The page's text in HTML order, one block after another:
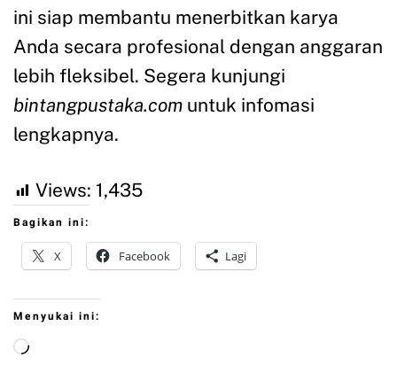
ini siap membantu menerbitkan karya
Anda secara profesional dengan anggaran
lebih fleksibel. Segera kunjungi
bintangpustaka.com untuk infomasi
lengkapnya.
Views: 1,435
Bagikan ini:
X Facebook Lagi
Menyukai ini: